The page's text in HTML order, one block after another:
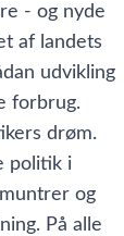
- og nyde
af landets
udvikling
forbrug.
drøm.
politik i
og
På alle